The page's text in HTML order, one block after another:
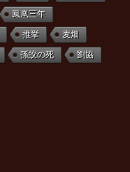
鳳凰三年
推挙 麦畑
孫皎の死 劉協